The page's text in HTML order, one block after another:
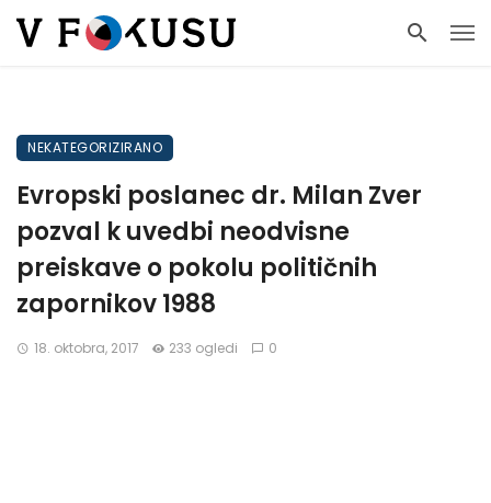
NEKATEGORIZIRANO
Evropski poslanec dr. Milan Zver
pozval k uvedbi neodvisne
preiskave o pokolu političnih
zapornikov 1988
18. oktobra, 2017 233 ogledi 0